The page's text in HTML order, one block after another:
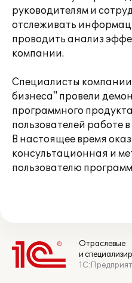
руководителям и
отслеживать
проводить анализ
компании.
Специалисты
бизнеса" провели
программного
пользователей работе
В настоящее время
консультационная и
пользователю
Отраслевые
и